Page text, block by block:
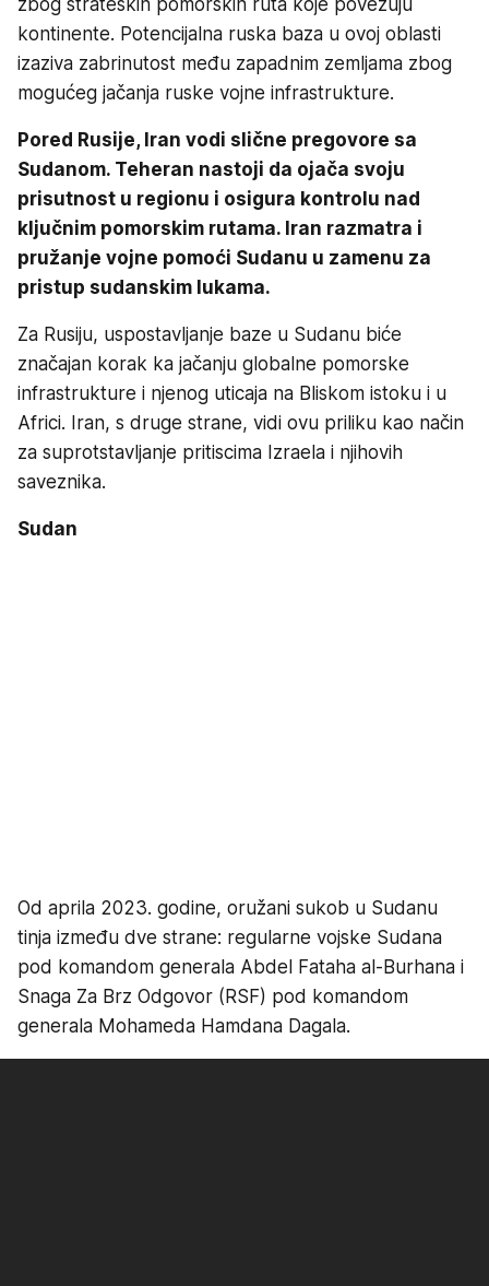
kontinente. Potencijalna ruska baza u ovoj oblasti
izaziva zabrinutost među zapadnim zemljama zbog
mogućeg jačanja ruske vojne infrastrukture.
Pored Rusije, Iran vodi slične pregovore sa
Sudanom. Teheran nastoji da ojača svoju
prisutnost u regionu i osigura kontrolu nad
ključnim pomorskim rutama. Iran razmatra i
pružanje vojne pomoći Sudanu u zamenu za
pristup sudanskim lukama.
Za Rusiju, uspostavljanje baze u Sudanu biće
značajan korak ka jačanju globalne pomorske
infrastrukture i njenog uticaja na Bliskom istoku i u
Africi. Iran, s druge strane, vidi ovu priliku kao način
za suprotstavljanje pritiscima Izraela i njihovih
saveznika.
Sudan
Od aprila 2023. godine, oružani sukob u Sudanu
tinja između dve strane: regularne vojske Sudana
pod komandom generala Abdel Fataha al-Burhana i
Snaga Za Brz Odgovor (RSF) pod komandom
generala Mohameda Hamdana Dagala.